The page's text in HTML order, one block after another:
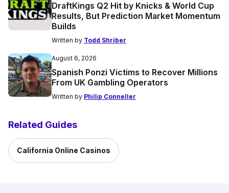
DraftKings Q2 Hit by Knicks & World Cup
Results, But Prediction Market Momentum
Builds
Written by Todd Shriber
August 6, 2026
Spanish Ponzi Victims to Recover Millions
From UK Gambling Operators
Written by Philip Conneller
Related Guides
California Online Casinos